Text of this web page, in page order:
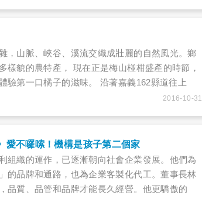
，山脈、峽谷、溪流交織成壯麗的自然風光。鄉
樣貌的農特產， 現在正是梅山椪柑盛產的時節，
驗第一口橘子的滋味。 沿著嘉義162縣道往上
「三十六彎」，一個接一個的彎道，有點讓人暈
2016-10-31
愛不囉嗦！機構是孩子第二個家
組織的運作，已逐漸朝向社會企業發展。他們為
的品牌和通路，也為企業客製化代工。董事長林
品質、品管和品牌才能長久經營。他更驕傲的